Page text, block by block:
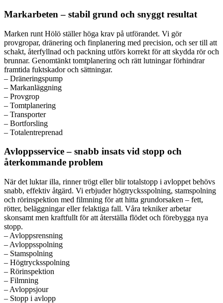
Markarbeten – stabil grund och snyggt resultat
Marken runt Hölö ställer höga krav på utförandet. Vi gör
provgropar, dränering och finplanering med precision, och ser till att
schakt, återfyllnad och packning utförs korrekt för att skydda rör och
brunnar. Genomtänkt tomtplanering och rätt lutningar förhindrar
framtida fuktskador och sättningar.
– Dräneringspump
– Markanläggning
– Provgrop
– Tomtplanering
– Transporter
– Bortforsling
– Totalentreprenad
Avloppsservice – snabb insats vid stopp och
återkommande problem
När det luktar illa, rinner trögt eller blir totalstopp i avloppet behövs
snabb, effektiv åtgärd. Vi erbjuder högtrycksspolning, stamspolning
och rörinspektion med filmning för att hitta grundorsaken – fett,
rötter, beläggningar eller felaktiga fall. Våra tekniker arbetar
skonsamt men kraftfullt för att återställa flödet och förebygga nya
stopp.
– Avloppsrensning
– Avloppsspolning
– Stamspolning
– Högtrycksspolning
– Rörinspektion
– Filmning
– Avloppsjour
– Stopp i avlopp